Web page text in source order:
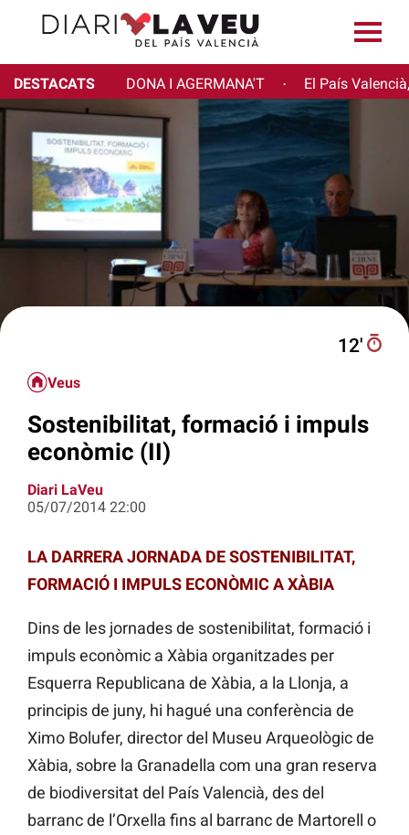
DESTACATS DONA I AGERMANA'T · El País
12′
Veus
Sostenibilitat, formació i impuls
econòmic (II)
Diari LaVeu
05/07/2014 22:00
LA DARRERA JORNADA DE SOSTENIBILITAT,
FORMACIÓ I IMPULS ECONÒMIC A XÀBIA
Dins de les jornades de sostenibilitat, formació i
impuls econòmic a Xàbia organitzades per
Esquerra Republicana de Xàbia, a la Llonja, a
principis de juny, hi hagué una conferència de
Ximo Bolufer, director del Museu Arqueològic de
Xàbia, sobre la Granadella com una gran reserva
de biodiversitat del País Valencià, des del
barranc de l’Orxella fins al barranc de Martorell o